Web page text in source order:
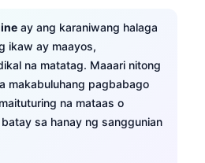
ay ang karaniwang halaga
ikaw ay maayos,
na matatag. Maaari nitong
makabuluhang pagbabago
na mataas o
sa hanay ng sanggunian